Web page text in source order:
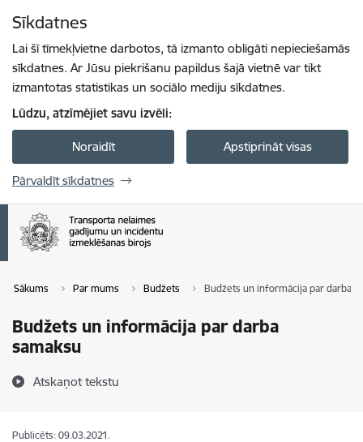
Sīkdatnes
Lai šī tīmekļvietne darbotos, tā izmanto obligāti nepieciešamās
sīkdatnes. Ar Jūsu piekrišanu papildus šajā vietnē var tikt
izmantotas statistikas un sociālo mediju sīkdatnes.
Lūdzu, atzīmējiet savu izvēli:
Noraidīt Apstiprināt visas
Pārvaldīt sīkdatnes
Sākums Par mums Budžets Budžets un informācija par darba
Budžets un informācija par darba
samaksu
Atskaņot tekstu
Publicēts: 09.03.2021.